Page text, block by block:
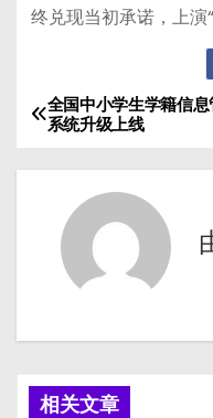
终兑现当初承诺，上演“
文
章
航
全国中小学生学籍信
系统升级上线
相关文章